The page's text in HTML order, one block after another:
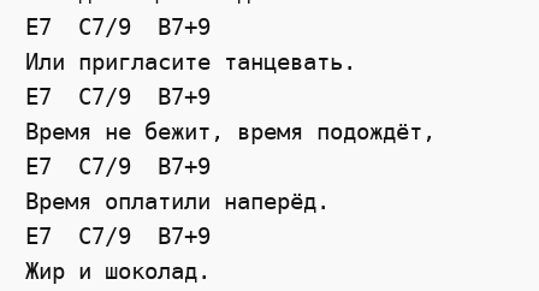
E7  C7/9  B7+9
Или пригласите танцевать.
E7  C7/9  B7+9
Время не бежит, время подождёт,
E7  C7/9  B7+9
Время оплатили наперёд.
E7  C7/9  B7+9
Жир и шоколад.